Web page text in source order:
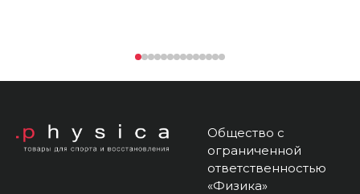
Общество с
ограниченной
ответственностью
«Физика»